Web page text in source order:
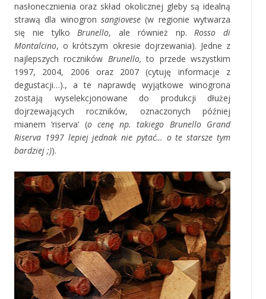
nasłonecznienia oraz skład okolicznej gleby są idealną
strawą dla winogron sangiovese (w regionie wytwarza
się nie tylkoBrunello, ale również np.Rosso di
Montalcino, o krótszym okresie dojrzewania). Jedne z
najlepszych roczników Brunello, to przede wszystkim
1997, 2004, 2006 oraz 2007 (cytuję informacje z
degustacji…)., a te naprawdę wyjątkowe winogrona
zostają wyselekcjonowane do produkcji dłużej
dojrzewających roczników, oznaczonych później
mianem ‘riserva’ (o cenę np. takiego Brunello Grand
Riserva 1997 lepiej jednak nie pytać… o te starsze tym
bardziej ;)).